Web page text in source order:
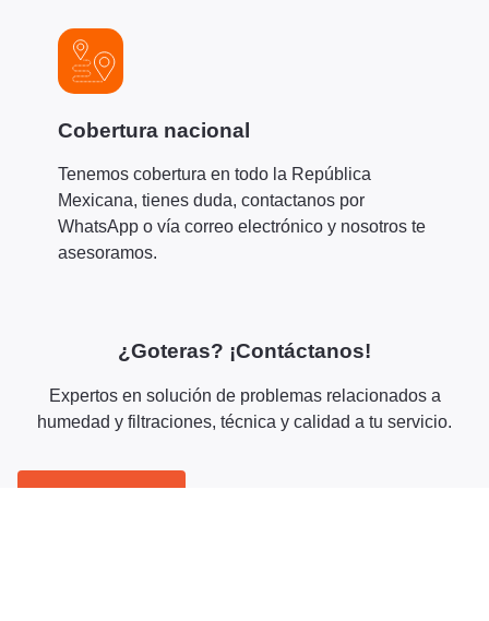
Cobertura nacional
Tenemos cobertura en todo la República
Mexicana, tienes duda, contactanos por
WhatsApp o vía correo electrónico y nosotros te
asesoramos.
¿Goteras? ¡Contáctanos!
Expertos en solución de problemas relacionados a
humedad y filtraciones, técnica y calidad a tu servicio.